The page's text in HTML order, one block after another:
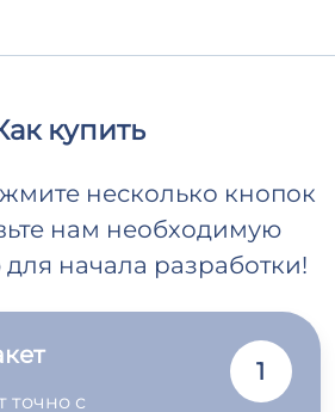
купить
несколько кнопок
нам необходимую
начала разработки!
точно с
1